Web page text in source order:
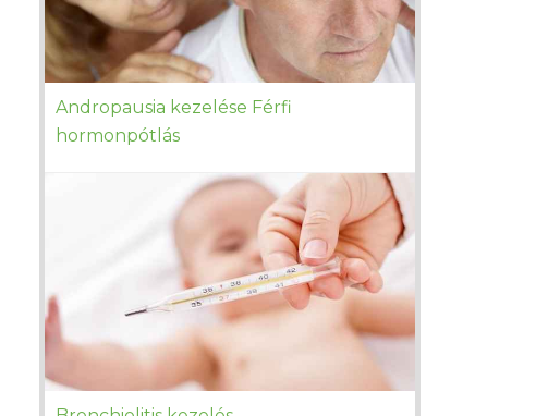
Andropausia kezelése Férfi
hormonpótlás